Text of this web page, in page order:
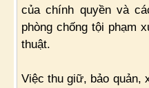
của chính quyền và
phòng chống tội phạm
thuật.
Việc thu giữ, bảo quản,